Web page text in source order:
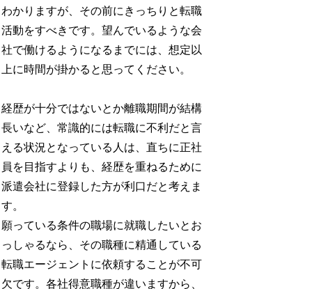
わかりますが、その前にきっちりと転職
活動をすべきです。望んでいるような会
社で働けるようになるまでには、想定以
上に時間が掛かると思ってください。
経歴が十分ではないとか離職期間が結構
長いなど、常識的には転職に不利だと言
える状況となっている人は、直ちに正社
員を目指すよりも、経歴を重ねるために
派遣会社に登録した方が利口だと考えま
す。
願っている条件の職場に就職したいとお
っしゃるなら、その職種に精通している
転職エージェントに依頼することが不可
欠です。各社得意職種が違いますから、